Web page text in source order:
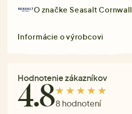
O značkeSeasalt Cornwall
Informácie o výrobcovi
Hodnotenie zákazníkov
4.88 hodnotení